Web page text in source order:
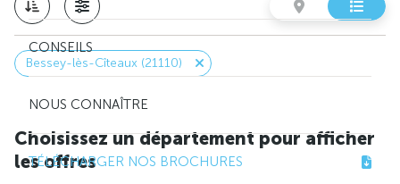
CONSEILS
NOUS CONNAÎTRE
TÉLÉCHARGER NOS BROCHURES
Bessey-lès-Cîteaux (21110)
Choisissez un département pour afficher
les offres